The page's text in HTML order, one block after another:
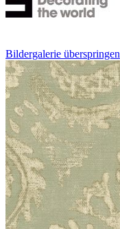
Bildergalerie überspringen